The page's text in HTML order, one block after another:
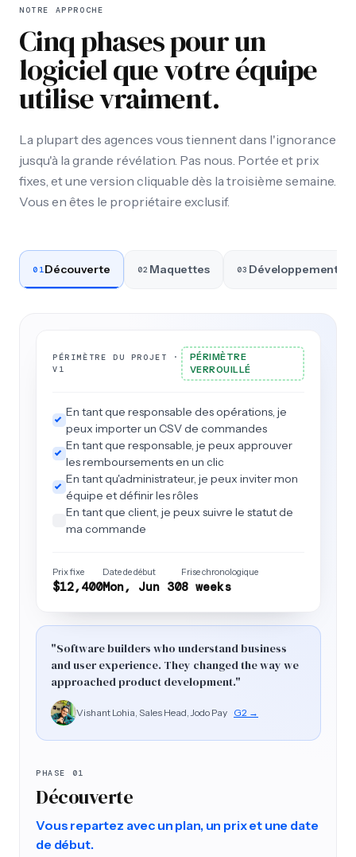
NOTRE APPROCHE
Cinq phases pour un
logiciel que votre équipe
utilise vraiment.
La plupart des agences vous tiennent dans l'ignorance
jusqu'à la grande révélation. Pas nous. Portée et prix
fixes, et une version cliquable dès la troisième semaine.
Vous en êtes le propriétaire exclusif.
01 Découverte 02 Maquettes 03 Développement
PÉRIMÈTRE DU PROJET ·
V1
PÉRIMÈTRE
VERROUILLÉ
En tant que responsable des opérations, je
peux importer un CSV de commandes
En tant que responsable, je peux approuver
les remboursements en un clic
En tant qu'administrateur, je peux inviter mon
équipe et définir les rôles
En tant que client, je peux suivre le statut de
ma commande
Prix fixe
$12,400
Date de début
Mon, Jun 30
Frise chronologique
8 weeks
"Software builders who understand business
and user experience. They changed the way we
approached product development."
Vishant Lohia, Sales Head, Jodo Pay G2 →
PHASE 01
Découverte
Vous repartez avec un plan, un prix et une date
de début.
Dashboard / v3 Revue de conception · Approuvée
staging.yourapp.com En ligne sur staging
Approbations Semaine 3
Approuvé
En attente
Approuvé
6:42
"They have solid knowledge and the turnaround
time was much less than others."
Sprint 4 · revue Toutes les 2 semaines
Flux d'approbation Approuvé
Import CSV Approuvé
Y
Pouvons-nous déplacer le bouton
d'exportation à côté des filtres ?
Approuver et continuer
"Way easier to work with than other agencies
I've dealt with."
TRANSFERT Vous êtes propriétaire de tout
Documentation.pdf 2.4 MB
Démonstrations enregistrées 5 vidéos
Accès au code source accordé
Identifiants administrateur transféré